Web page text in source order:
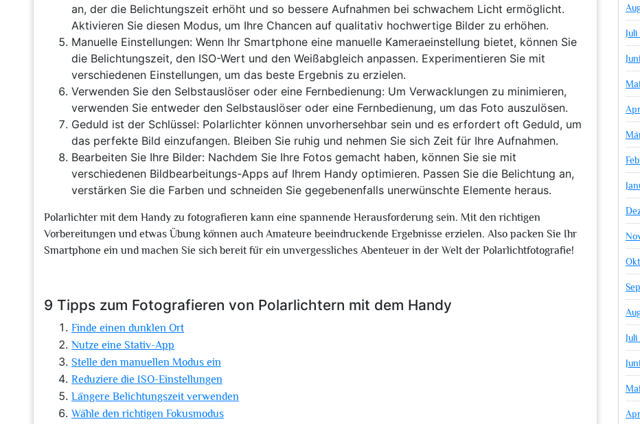
an, der die Belichtungszeit erhöht und so bessere Aufnahmen bei schwachem Licht ermöglicht.
Aktivieren Sie diesen Modus, um Ihre Chancen auf qualitativ hochwertige Bilder zu erhöhen.
Manuelle Einstellungen: Wenn Ihr Smartphone eine manuelle Kameraeinstellung bietet, können Sie
die Belichtungszeit, den ISO-Wert und den Weißabgleich anpassen. Experimentieren Sie mit
verschiedenen Einstellungen, um das beste Ergebnis zu erzielen.
Verwenden Sie den Selbstauslöser oder eine Fernbedienung: Um Verwacklungen zu minimieren,
verwenden Sie entweder den Selbstauslöser oder eine Fernbedienung, um das Foto auszulösen.
Geduld ist der Schlüssel: Polarlichter können unvorhersehbar sein und es erfordert oft Geduld, um
das perfekte Bild einzufangen. Bleiben Sie ruhig und nehmen Sie sich Zeit für Ihre Aufnahmen.
Bearbeiten Sie Ihre Bilder: Nachdem Sie Ihre Fotos gemacht haben, können Sie sie mit
verschiedenen Bildbearbeitungs-Apps auf Ihrem Handy optimieren. Passen Sie die Belichtung an,
verstärken Sie die Farben und schneiden Sie gegebenenfalls unerwünschte Elemente heraus.
Polarlichter mit dem Handy zu fotografieren kann eine spannende Herausforderung sein. Mit den richtigen
Vorbereitungen und etwas Übung können auch Amateure beeindruckende Ergebnisse erzielen. Also packen Sie Ihr
Smartphone ein und machen Sie sich bereit für ein unvergessliches Abenteuer in der Welt der Polarlichtfotografie!
9 Tipps zum Fotografieren von Polarlichtern mit dem Handy
Finde einen dunklen Ort
Nutze eine Stativ-App
Stelle den manuellen Modus ein
Reduziere die ISO-Einstellungen
Längere Belichtungszeit verwenden
Wähle den richtigen Fokusmodus